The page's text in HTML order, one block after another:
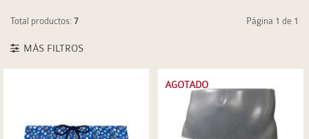
Total productos: 7 Página 1 de 1
MÁS FILTROS
AGOTADO